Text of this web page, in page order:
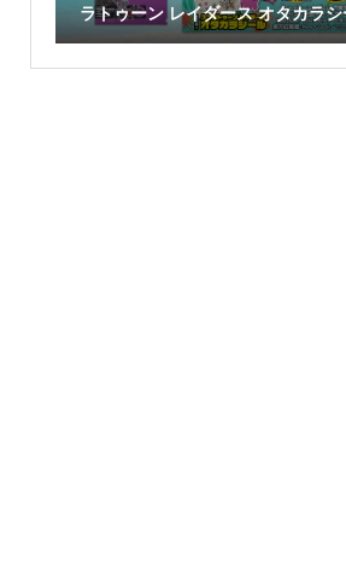
ラトゥーン レイダース オタカラシ